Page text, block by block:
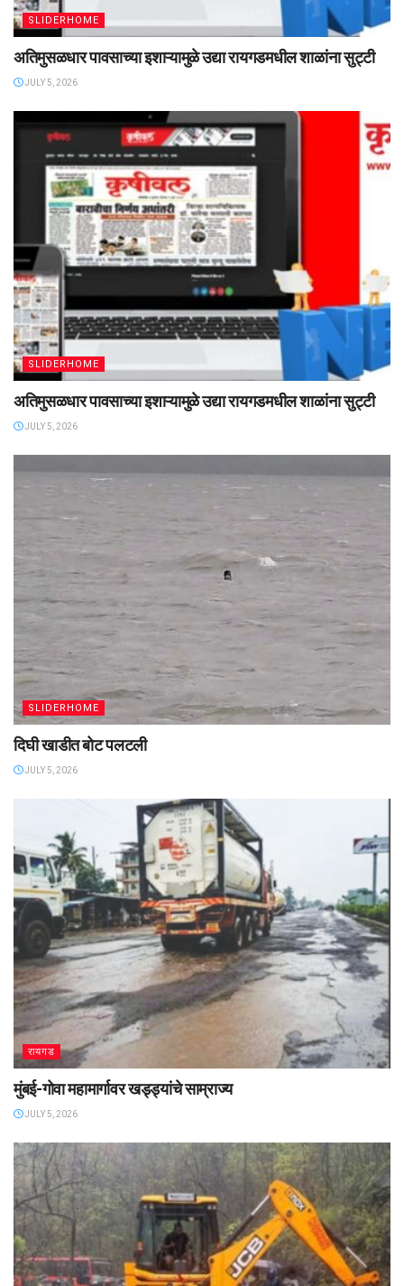
SLIDERHOME
अतिमुसळधार पावसाच्या इशाऱ्यामुळे उद्या रायगडमधील शाळांना सुट्टी
JULY 5, 2026
SLIDERHOME
अतिमुसळधार पावसाच्या इशाऱ्यामुळे उद्या रायगडमधील शाळांना सुट्टी
JULY 5, 2026
SLIDERHOME
दिघी खाडीत बोट पलटली
JULY 5, 2026
रायगड
मुंबई-गोवा महामार्गावर खड्ड्यांचे साम्राज्य
JULY 5, 2026